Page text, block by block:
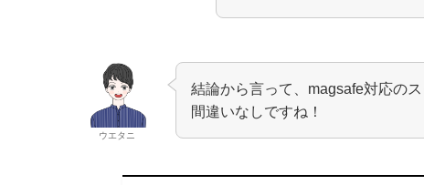
ウエタニ
結論から言って、magsafe対応の
間違いなしですね！